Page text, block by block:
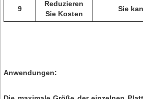
9
Reduzieren
Sie Kosten
Sie
Anwendungen: